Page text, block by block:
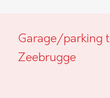
Garage/parking
Zeebrugge